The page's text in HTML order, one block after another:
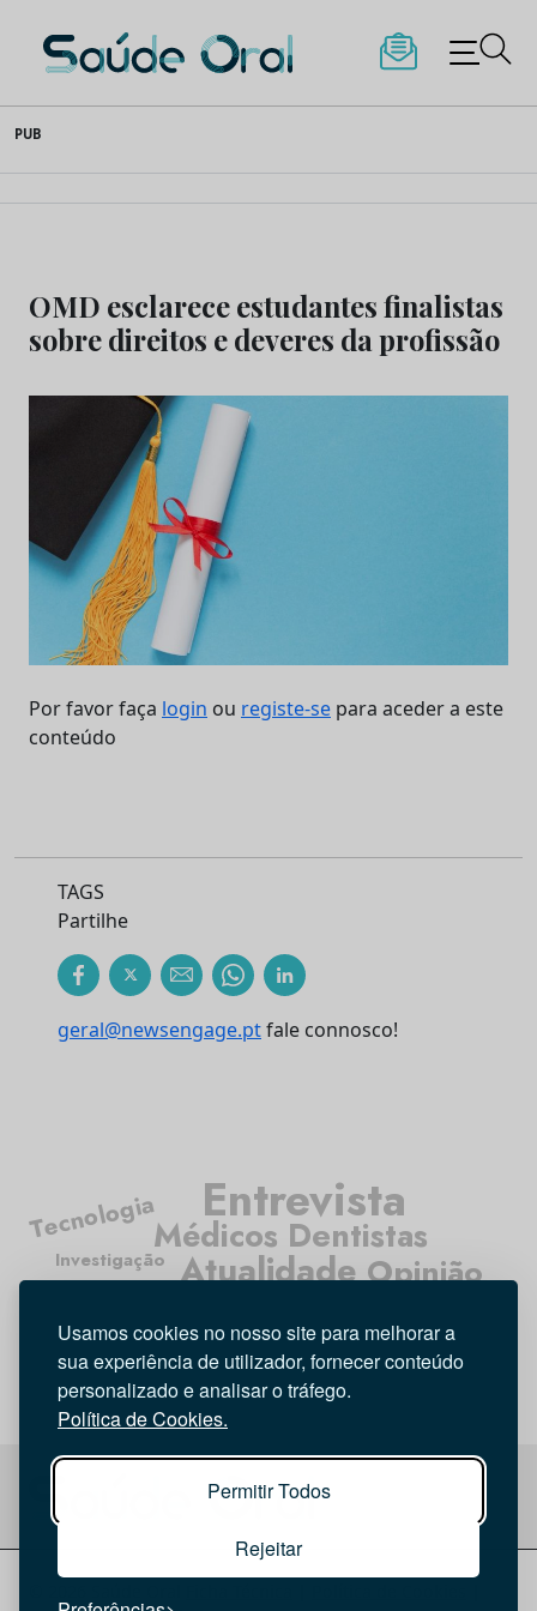
Usamos cookies no nosso site para melhorar a
sua experiência de utilizador, fornecer conteúdo
personalizado e analisar o tráfego.
Política de Cookies.
Permitir Todos
Rejeitar
to
content
Saúde Oral
PUB
OMD esclarece estudantes finalistas
sobre direitos e deveres da profissão
Por favor faça login ou registe-se para aceder a este
conteúdo
TAGS
Partilhe
geral@newsengage.ptfale connosco!
Atualidade
Médicos Dentistas
Higiene Oral
Entrevista
Opinião
Tecnologia
Investigação